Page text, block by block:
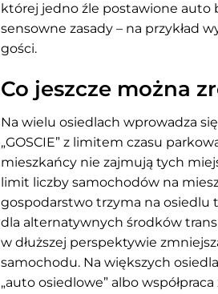
której jedno źle postawione auto
sensowne zasady – na przykład
gości.
Co jeszcze można
Na wielu osiedlach wprowadza
„GOSCIE” z limitem czasu
mieszkańcy nie zajmują tych
limit liczby samochodów na
gospodarstwo trzyma na osiedlu
dla alternatywnych środków
w dłuższej perspektywie
samochodu. Na większych
„auto osiedlowe” albo